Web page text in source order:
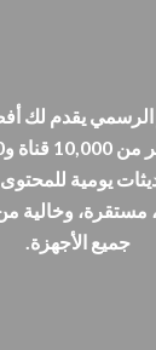
يقدم لك
يومية
مستقرة، وخالية
جميع الأجهزة.